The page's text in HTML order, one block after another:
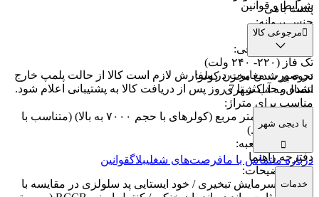
پشت بامی
جنس پروانه:
فلز
نوع برق مصرفی:
تک فاز (۲۲۰- ۲۴۰ ولت)
نحوه پر شدن مخزن کولر:
اتصال به آب شهری
مناسب برای متراژ :
بیش از ۱۲۰ متر مربع (کولرهای با حجم ۷۰۰۰ به بالا) (متناسب با
شرایط محیط)
اقلام داخل جعبه:
دفترچه راهنما
سایر توضیحات:
سیستم سرمایش تبخیری / خود ایستایی پد سلولزی در مقایسه با
شرایط و قوانین
مرجوعی کالا
در صورت مغایرت در سفارش لازم است کالا از حالت پلمپ خارج
نشده و حداکثر تا 7 روز پس از دریافت کالا به پشتیبانی اعلام شود.
با دیجی شهر
درباره ماتماس با مافرصت‌های شغلیبلاگقوانین
خدمات